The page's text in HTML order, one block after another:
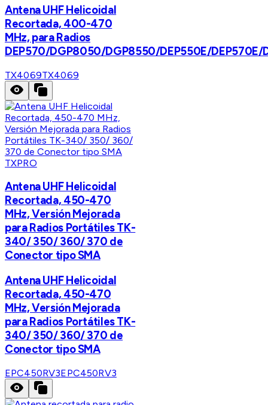
Antena UHF Helicoidal
Recortada, 400-470
MHz, para Radios
DEP570/DGP8050/DGP8550/DEP550E/DEP570E/
TX4069TX4069
TXPRO
Antena UHF Helicoidal
Recortada, 450-470
MHz, Versión Mejorada
para Radios Portátiles TK-
340/ 350/ 360/ 370 de
Conector tipo SMA
Antena UHF Helicoidal
Recortada, 450-470
MHz, Versión Mejorada
para Radios Portátiles TK-
340/ 350/ 360/ 370 de
Conector tipo SMA
EPC450RV3EPC450RV3